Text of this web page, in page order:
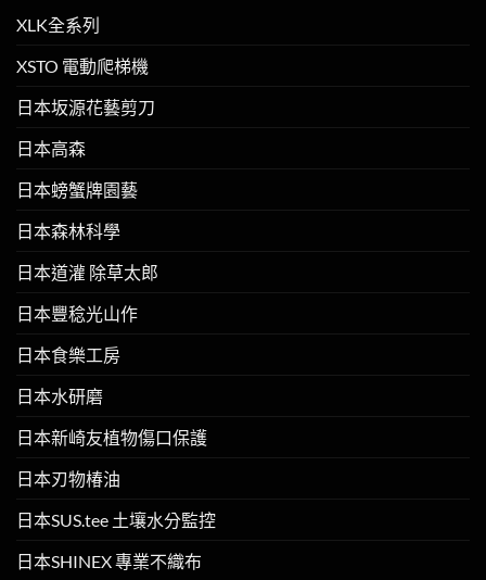
XLK全系列
XSTO 電動爬梯機
日本坂源花藝剪刀
日本高森
日本螃蟹牌園藝
日本森林科學
日本道灌 除草太郎
日本豐稔光山作
日本食樂工房
日本水研磨
日本新崎友植物傷口保護
日本刃物椿油
日本SUS.tee 土壤水分監控
日本SHINEX 專業不織布